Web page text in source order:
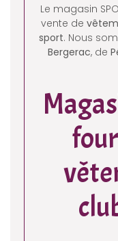
Le magasin
vente de
sport. Nous
Bergerac, de